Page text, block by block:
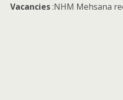
Vacancies:NHM Mehsana